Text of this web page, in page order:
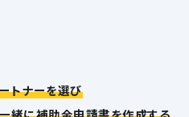
トナーを選び